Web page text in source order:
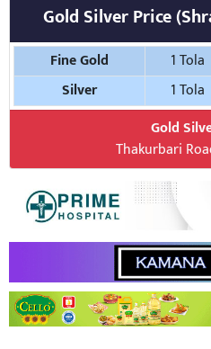
Gold Silver Price
Fine Gold 1 Tola
Silver
1 Tola
Gold
Thakurbari